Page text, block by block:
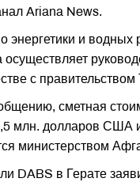
Ariana News.
энергетики и водных
с
сметная
млн. долларов США
министерством
DABS в Герате